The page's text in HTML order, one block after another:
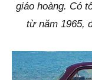
giáo hoàng. Có
từ năm 1965,